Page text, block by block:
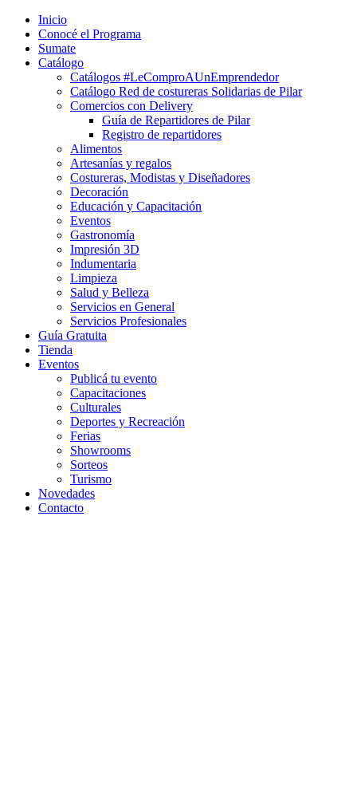
Inicio
Conocé el Programa
Sumate
Catálogo
Catálogos #LeComproAUnEmprendedor
Catálogo Red de costureras Solidarias de Pilar
Comercios con Delivery
Guía de Repartidores de Pilar
Registro de repartidores
Alimentos
Artesanías y regalos
Costureras, Modistas y Diseñadores
Decoración
Educación y Capacitación
Eventos
Gastronomía
Impresión 3D
Indumentaria
Limpieza
Salud y Belleza
Servicios en General
Servicios Profesionales
Guía Gratuita
Tienda
Eventos
Publicá tu evento
Capacitaciones
Culturales
Deportes y Recreación
Ferias
Showrooms
Sorteos
Turismo
Novedades
Contacto